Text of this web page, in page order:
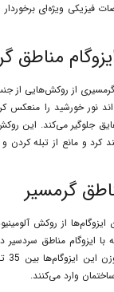
فیزیکی ویژه‌ای
مناطق
گرمسیری از روکش‌هایی از
نور خورشید را منعکس
جلوگیر می‌کند. این
کرد و مانع از تبله
گرمسیر
ایزوگام‌ها از روکش
ایزوگام مناطق سردسیر
وارد می‌کنند.